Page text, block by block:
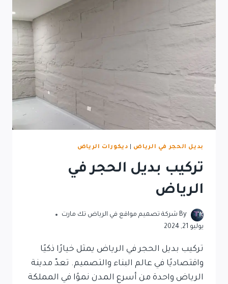
بديل الحجر في الرياض ديكورات الرياض
تركيب بديل الحجر في
الرياض
By شركة تصميم مواقع في الرياض تك مارت
يوليو 21, 2024
تركيب بديل الحجر في الرياض يمثل خيارًا ذكيًا
واقتصاديًا في عالم البناء والتصميم. تعدّ مدينة
الرياض واحدة من أسرع المدن نموًا في المملكة